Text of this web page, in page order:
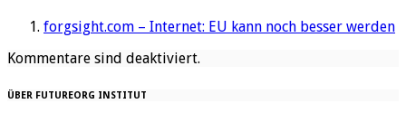
forgsight.com – Internet: EU kann noch besser werden
Kommentare sind deaktiviert.
ÜBER FUTUREORG INSTITUT